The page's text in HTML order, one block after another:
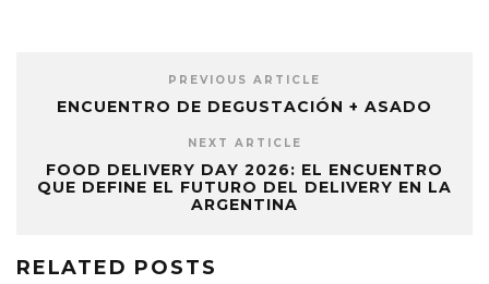
PREVIOUS ARTICLE
ENCUENTRO DE DEGUSTACIÓN + ASADO
NEXT ARTICLE
FOOD DELIVERY DAY 2026: EL ENCUENTRO
QUE DEFINE EL FUTURO DEL DELIVERY EN LA
ARGENTINA
RELATED POSTS